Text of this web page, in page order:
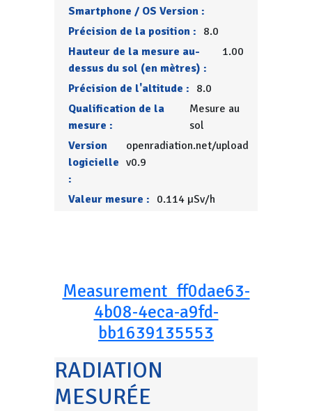
Smartphone / OS Version :
Précision de la position : 8.0
Hauteur de la mesure au-
dessus du sol (en mètres) :
1.00
Précision de l'altitude : 8.0
Qualification de la
mesure :
Mesure au
sol
Version
logicielle
:
openradiation.net/upload
v0.9
Valeur mesure : 0.114 µSv/h
Measurement_ff0dae63-
4b08-4eca-a9fd-
bb1639135553
RADIATION
MESURÉE